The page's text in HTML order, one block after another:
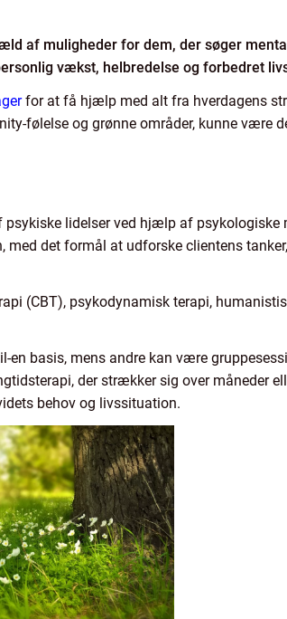
af muligheder for dem, der søger
vækst, helbredelse og forbedret
for at få hjælp med alt fra hverdagens
følelse og grønne områder, kunne være
lidelser ved hjælp af psykologiske
med det formål at udforske clientens
(CBT), psykodynamisk terapi,
basis, mens andre kan være
der strækker sig over måneder
behov og livssituation.